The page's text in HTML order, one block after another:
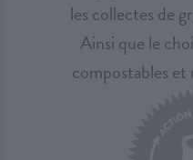
les collectes de
Ainsi que le
compostables et